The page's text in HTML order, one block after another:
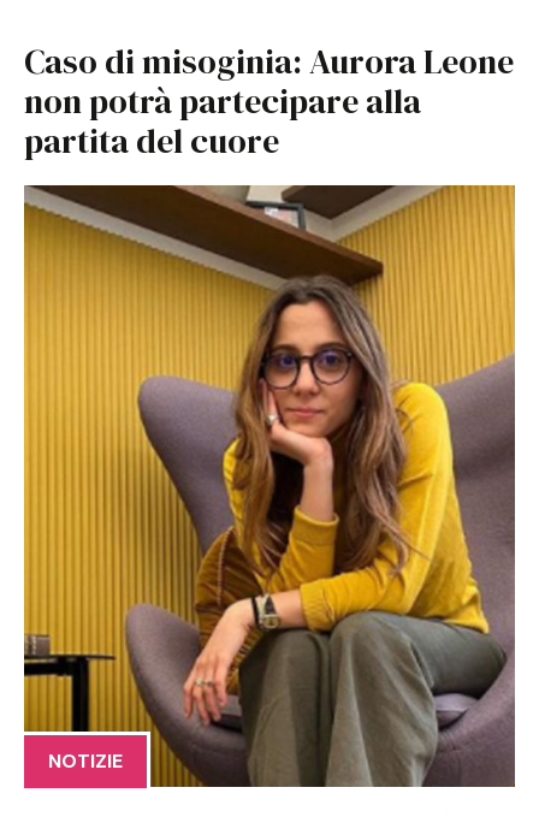
Caso di misoginia: Aurora Leone
non potrà partecipare alla
partita del cuore
NOTIZIE